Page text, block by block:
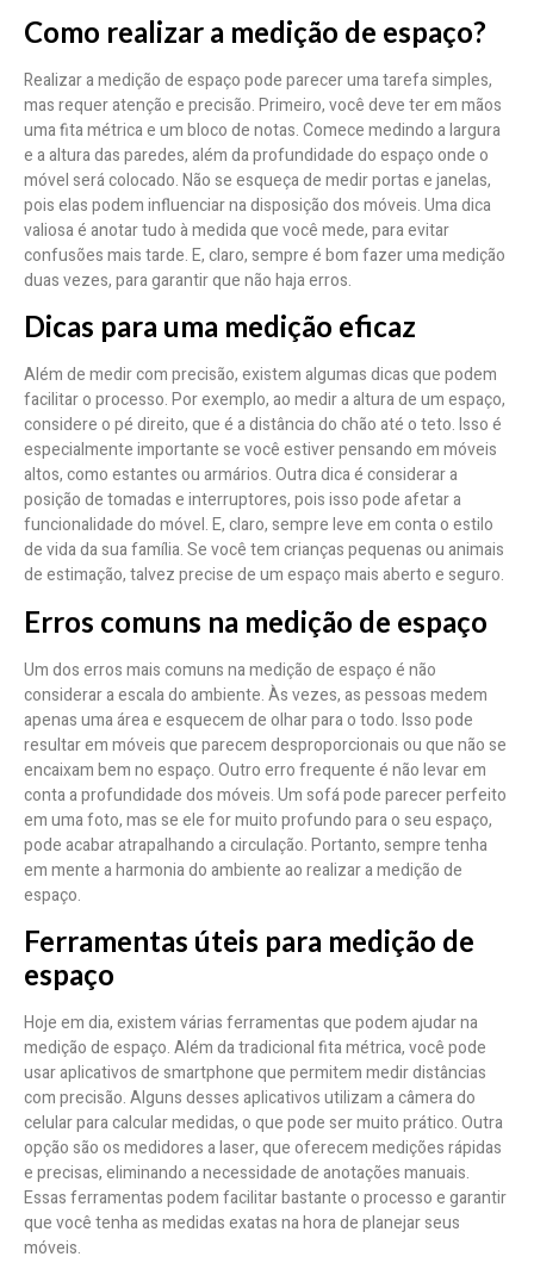
Como realizar a medição de espaço?
Realizar a medição de espaço pode parecer uma tarefa simples,
mas requer atenção e precisão. Primeiro, você deve ter em mãos
uma fita métrica e um bloco de notas. Comece medindo a largura
e a altura das paredes, além da profundidade do espaço onde o
móvel será colocado. Não se esqueça de medir portas e janelas,
pois elas podem influenciar na disposição dos móveis. Uma dica
valiosa é anotar tudo à medida que você mede, para evitar
confusões mais tarde. E, claro, sempre é bom fazer uma medição
duas vezes, para garantir que não haja erros.
Dicas para uma medição eficaz
Além de medir com precisão, existem algumas dicas que podem
facilitar o processo. Por exemplo, ao medir a altura de um espaço,
considere o pé direito, que é a distância do chão até o teto. Isso é
especialmente importante se você estiver pensando em móveis
altos, como estantes ou armários. Outra dica é considerar a
posição de tomadas e interruptores, pois isso pode afetar a
funcionalidade do móvel. E, claro, sempre leve em conta o estilo
de vida da sua família. Se você tem crianças pequenas ou animais
de estimação, talvez precise de um espaço mais aberto e seguro.
Erros comuns na medição de espaço
Um dos erros mais comuns na medição de espaço é não
considerar a escala do ambiente. Às vezes, as pessoas medem
apenas uma área e esquecem de olhar para o todo. Isso pode
resultar em móveis que parecem desproporcionais ou que não se
encaixam bem no espaço. Outro erro frequente é não levar em
conta a profundidade dos móveis. Um sofá pode parecer perfeito
em uma foto, mas se ele for muito profundo para o seu espaço,
pode acabar atrapalhando a circulação. Portanto, sempre tenha
em mente a harmonia do ambiente ao realizar a medição de
espaço.
Ferramentas úteis para medição de
espaço
Hoje em dia, existem várias ferramentas que podem ajudar na
medição de espaço. Além da tradicional fita métrica, você pode
usar aplicativos de smartphone que permitem medir distâncias
com precisão. Alguns desses aplicativos utilizam a câmera do
celular para calcular medidas, o que pode ser muito prático. Outra
opção são os medidores a laser, que oferecem medições rápidas
e precisas, eliminando a necessidade de anotações manuais.
Essas ferramentas podem facilitar bastante o processo e garantir
que você tenha as medidas exatas na hora de planejar seus
móveis.